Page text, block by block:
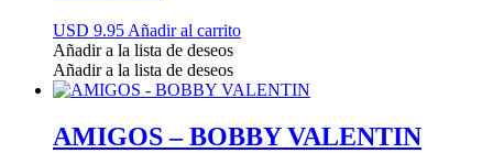
USD 9.95 Añadir al carrito
Añadir a la lista de deseos
Añadir a la lista de deseos
AMIGOS – BOBBY VALENTIN